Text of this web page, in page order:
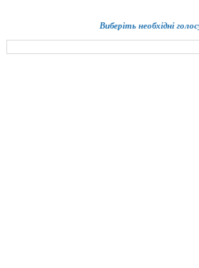
Виберіть необхідні